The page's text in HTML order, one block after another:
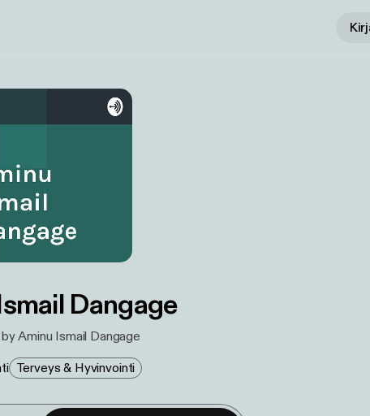
Dangage
Aminu Ismail Dangage
Terveys & Hyvinvointi